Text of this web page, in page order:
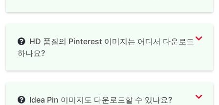
HD 품질의 Pinterest 이미지는 어디서 다운로드
하나요?
Idea Pin 이미지도 다운로드할 수 있나요?